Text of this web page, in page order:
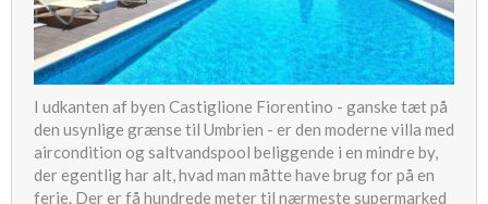
I udkanten af byen Castiglione Fiorentino - ganske tæt på
den usynlige grænse til Umbrien - er den moderne villa med
aircondition og saltvandspool beliggende i en mindre by,
der egentlig har alt, hvad man måtte have brug for på en
ferie. Der er få hundrede meter til nærmeste supermarked